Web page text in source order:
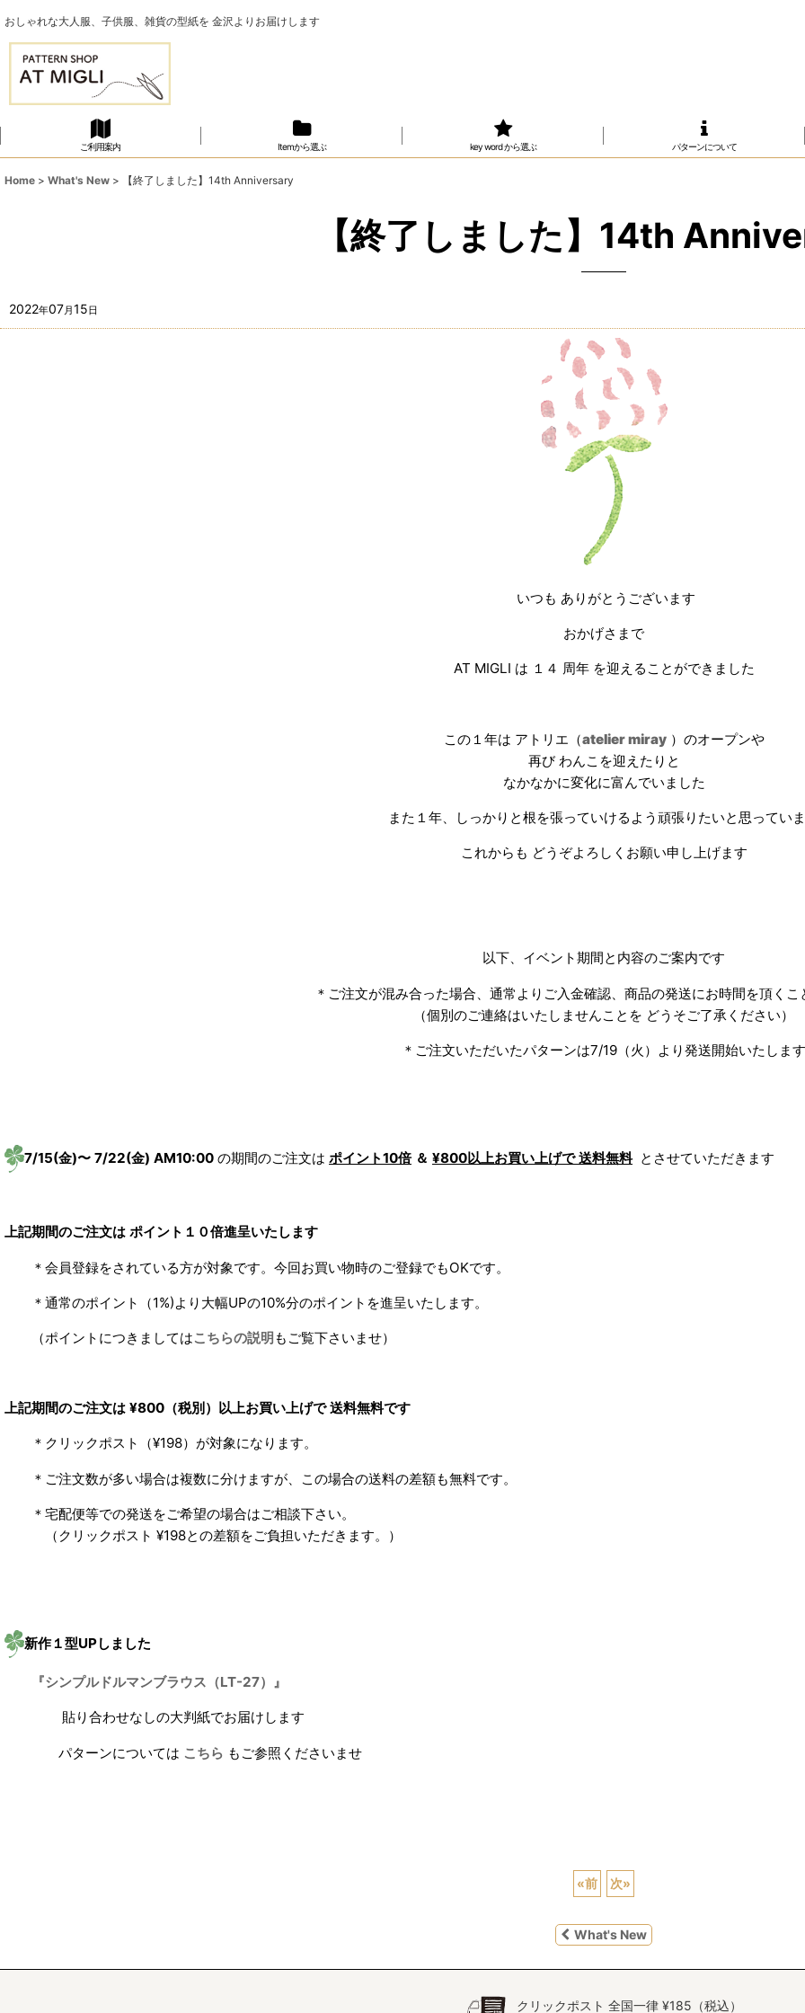
おしゃれな大人服、子供服、雑貨の型紙を 金沢よりお届けします
ご利用案内 Itemから選ぶ key word から選ぶ パターンについて
Home > What's New > 【終了しました】14th Anniversary
【終了しました】14th
2022年07月15日
いつも ありがとうございます
おかげさまで
AT MIGLI は １４ 周年 を迎えることができました
この１年は アトリエ（atelier miray ）のオープンや
再び わんこを迎えたりと
なかなかに変化に富んでいました
また１年、しっかりと根を張っていけるよう頑張りたいと思ってい
これからも どうぞよろしくお願い申し上げます
以下、イベント期間と内容のご案内です
＊ご注文が混み合った場合、通常よりご入金確認、 商品の発送にお時間を頂くこ
（個別のご連絡はいたしませんことを どうそご了承ください）
＊ご注文いただいたパターンは7/19（火）より発送開始いたします
7/15(金)〜 7/22(金) AM10:00 の期間のご注文は ポイント10倍＆ ¥800以上お買い上げで 送料無料 とさせていただきます
上記期間のご注文は ポイント１０倍進呈いたします
＊会員登録をされている方が対象です。今回お買い物時のご登録でもOKです。
＊通常のポイント（1%)より大幅UPの10%分のポイントを進呈いたします。
（ポイントにつきましてはこちらの説明もご覧下さいませ）
上記期間のご注文は ¥800 （税別） 以上お買い上げで 送料無料です
＊クリックポスト（¥198）が対象になります。
＊ご注文数が多い場合は複数に分けますが、この場合の送料の差額も無料です。
＊宅配便等での発送をご希望の場合はご相談下さい。
（クリックポスト ¥198との差額をご負担いただきます。）
新作１型UPしました
『シンプルドルマンブラウス（LT-27）』
貼り合わせなしの大判紙でお届けします
パターンについては こちら もご参照くださいませ
«前 次»
What's New
クリックポスト 全国一律 ¥185（税込）